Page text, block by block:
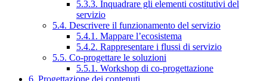
5.3.3. Inquadrare gli elementi costitutivi del
servizio
5.4. Descrivere il funzionamento del servizio
5.4.1. Mappare l’ecosistema
5.4.2. Rappresentare i flussi di servizio
5.5. Co-progettare le soluzioni
5.5.1. Workshop di co-progettazione
6. Progettazione dei contenuti